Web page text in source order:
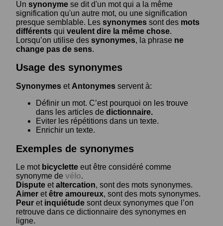
Un synonyme se dit d'un mot qui a la même
signification qu'un autre mot, ou une signification
presque semblable. Les synonymes sont des mots
différents qui veulent dire la même chose.
Lorsqu’on utilise des synonymes, la phrase ne
change pas de sens.
Usage des synonymes
Synonymes et Antonymes servent à:
Définir un mot. C’est pourquoi on les trouve
dans les articles de dictionnaire.
Eviter les répétitions dans un texte.
Enrichir un texte.
Exemples de synonymes
Le mot bicyclette eut être considéré comme
synonyme de vélo.
Dispute etaltercation, sont des mots synonymes.
Aimer etêtre amoureux, sont des mots synonymes.
Peur et inquiétude sont deux synonymes que l’on
retrouve dans ce dictionnaire des synonymes en
ligne.